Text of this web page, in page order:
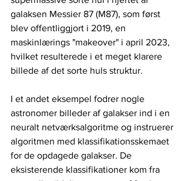
galaksen Messier 87 (M87), som først
blev offentliggjort i 2019, en
maskinlærings "makeover" i april 2023,
hvilket resulterede i et meget klarere
billede af det sorte huls struktur.
I et andet eksempel fodrer nogle
astronomer billeder af galakser ind i en
neuralt netværksalgoritme og instruerer
algoritmen med klassifikationsskemaet
for de opdagede galakser. De
eksisterende klassifikationer kom fra